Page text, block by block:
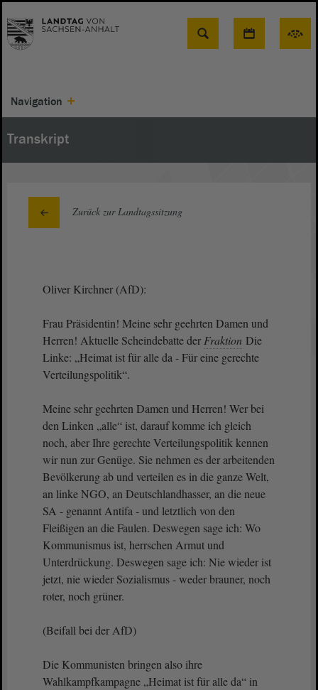
Suche
Navigation
Transkript
Zurück zur Landtagssitzung
Oliver Kirchner (AfD):
Frau Präsidentin! Meine sehr geehrten Damen und
Herren! Aktuelle Scheindebatte der Fraktion Die
Linke: „Heimat ist für alle da - Für eine gerechte
Verteilungspolitik“.
Meine sehr geehrten Damen und Herren! Wer bei
den Linken „alle“ ist, darauf komme ich gleich
noch, aber Ihre gerechte Verteilungspolitik kennen
wir nun zur Genüge. Sie nehmen es der arbeitenden
Bevölkerung ab und verteilen es in die ganze Welt,
an linke NGO, an Deutschlandhasser, an die neue
SA - genannt Antifa - und letztlich von den
Fleißigen an die Faulen. Deswegen sage ich: Wo
Kommunismus ist, herrschen Armut und
Unterdrückung. Deswegen sage ich: Nie wieder ist
jetzt, nie wieder Sozialismus - weder brauner, noch
roter, noch grüner.
(Beifall bei der AfD)
Die Kommunisten bringen also ihre
Wahlkampfkampagne „Heimat ist für alle da“ in